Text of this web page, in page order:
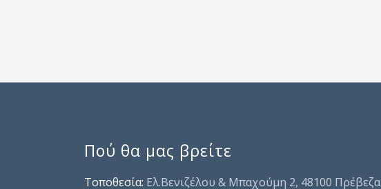
Πού θα μας βρείτε
Τοποθεσία: Ελ.Βενιζέλου & Μπαχούμη 2, 48100 Πρέβεζα